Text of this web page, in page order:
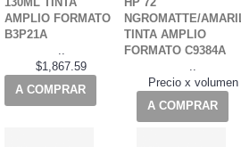
AMPLIO FORMATO
B3P21A
..
$1,867.59
A COMPRAR
NGROMATTE/
TINTA AMPLIO
FORMATO C9384A
..
Precio x volumen
A COMPRAR